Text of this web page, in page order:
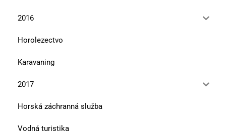
2016
Horolezectvo
Karavaning
2017
Horská záchranná služba
Vodná turistika